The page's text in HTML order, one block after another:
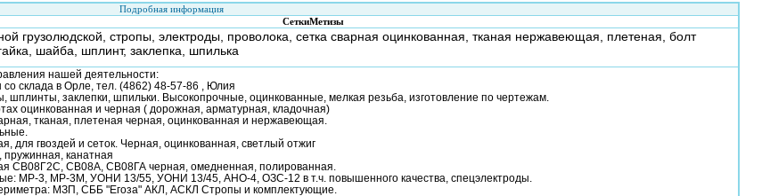
Подробная информация
СеткиМетизы
грузолюдской, стропы, электроды, проволока, сетка cварная оцинкованная, тканая нержавеющая, плетеная, болт
шайба, шплинт, заклепка, шпилька
нашей деятельности:
склада в Орле, тел. (4862) 48-57-86 , Юлия
шплинты, заклепки, шпильки. Высокопрочные, оцинкованные, мелкая резьба, изготовление по чертежам.
оцинкованная и черная ( дорожная, арматурная, кладочная)
тканая, плетеная черная, оцинкованная и нержавеющая.
для гвоздей и сеток. Черная, оцинкованная, светлый отжиг
пружинная, канатная
СВ08Г2С, СВ08А, СВ08ГА черная, омедненная, полированная.
МР-3, МР-3М, УОНИ 13/55, УОНИ 13/45, АНО-4, ОЗС-12 в т.ч. повышенного качества, спецэлектроды.
МЗП, СББ "Егоза" АКЛ, АСКЛ Стропы и комплектующие.